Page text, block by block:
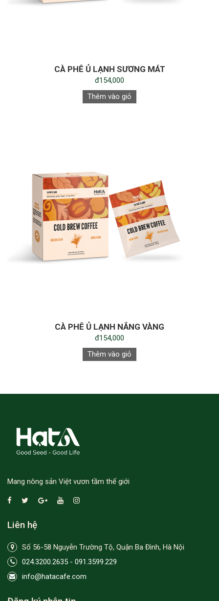
CÀ PHÊ Ủ LẠNH SƯƠNG MÁT
đ154,000
Thêm vào giỏ
CÀ PHÊ Ủ LẠNH NẮNG VÀNG
đ154,000
Thêm vào giỏ
Mang nông sản Việt vươn tầm thế giới
Liên hệ
Số 56-58 Nguyễn Trường Tộ, Quận Ba Đình, Hà Nội
024.3200.2635 - 091.3599.229
info@hatacafe.com